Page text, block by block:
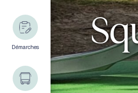
Démarches